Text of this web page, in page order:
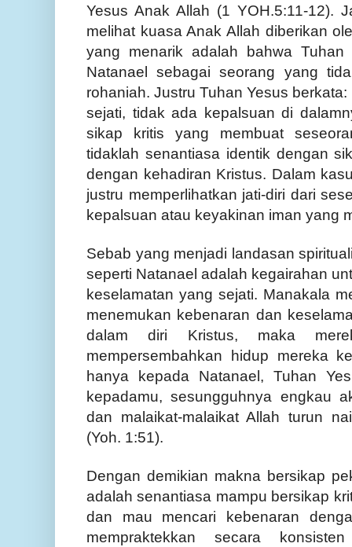
Yesus Anak Allah (1 YOH.5:11-12).
melihat kuasa Anak Allah diberikan
yang menarik adalah bahwa Tuhan
Natanael sebagai seorang yang
rohaniah. Justru Tuhan Yesus
sejati, tidak ada kepalsuan di
sikap kritis yang membuat
tidaklah senantiasa identik dengan
dengan kehadiran Kristus. Dalam
justru memperlihatkan jati-diri dari
kepalsuan atau keyakinan iman yang
Sebab yang menjadi landasan
seperti Natanael adalah kegairahan
keselamatan yang sejati. Manakala
menemukan kebenaran dan
dalam diri Kristus, maka
mempersembahkan hidup mereka
hanya kepada Natanael, Tuhan
kepadamu, sesungguhnya engkau
dan malaikat-malaikat Allah turun
(Yoh. 1:51).
Dengan demikian makna bersikap
adalah senantiasa mampu bersikap
dan mau mencari kebenaran
mempraktekkan secara